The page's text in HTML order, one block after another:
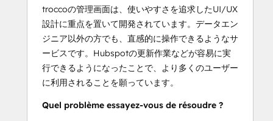
troccoの管理画面は、使いやすさを追求したUI/UX
設計に重点を置いて開発されています。データエン
ジニア以外の方でも、直感的に操作できるようなサ
ービスです。Hubspotの更新作業などが容易に実
行できるようになったことで、より多くのユーザー
に利用されることを願っています。
Quel problème essayez-vous de résoudre ?